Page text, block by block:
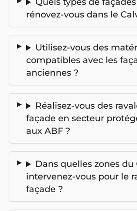
rénovez-vous dans le
Utilisez-vous des
compatibles avec les
anciennes ?
Réalisez-vous des
façade en secteur
aux ABF ?
Dans quelles zones du
intervenez-vous pour le
façade ?